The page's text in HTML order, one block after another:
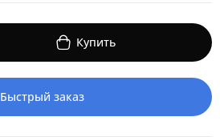
Купить
Быстрый заказ